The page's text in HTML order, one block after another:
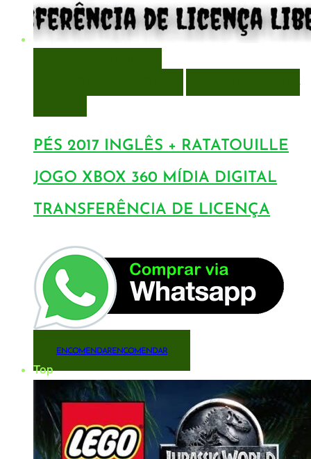
PÉS 2017 INGLÊS + RATATOUILLE
JOGO XBOX 360 MÍDIA DIGITAL
TRANSFERÊNCIA DE LICENÇA
ENCOMENDARENCOMENDAR
Top